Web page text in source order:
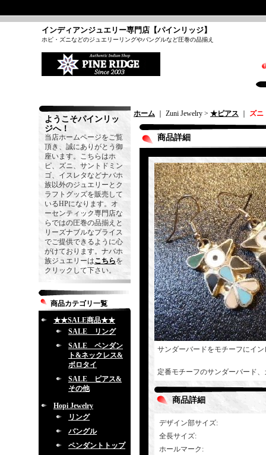
インディアンジュエリー専門店【パインリッジ】
ホピ・ズニなどのジュエリーリングやバングルなど圧巻の品揃え
ようこそパインリッ
ジへ！
当店ホームページをご覧
頂き、誠にありがとう御
座います。こちらはホ
ピ、ズニ、サントドミン
ゴ、イスレタなどナバホ
族以外のジュエリーとク
ラフトグッズを販売して
いるHPになります。オ
ーセンティック専門店な
らではの圧巻の品揃えと
リーズナブルなプライス
でご提供できるように心
がけております。ナバホ
族ジュエリーはこちらを
クリックして下さい。
商品カテゴリ一覧
★★SALE商品★★
SALE リング
SALE ペンダン
ト&ネックレス&
ボロタイ
SALE ピアス&
その他
Hopi Jewelry
リング
バングル
ペンダントトップ
ホーム ｜ Zuni Jewelry > ★ピアス ズ
商品詳細
サンダーバードをモチーフにイ
定番モチーフのサンダーバード
商品詳細
デザイン部サイズ:
全長サイズ:
ホールマーク :